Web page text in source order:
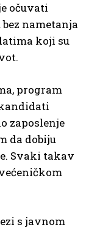
očuvati
nametanja
koji su
program
zaposlenje
da dobiju
Svaki takav
s javnom